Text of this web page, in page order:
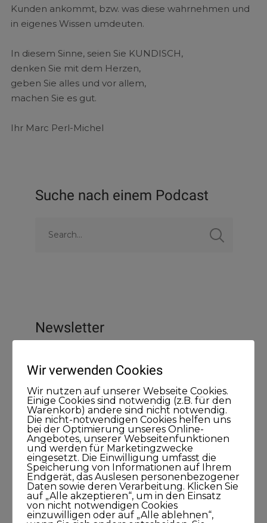
Kunden ankommt, bzw. was diese wahrnehmen und
in eigenes Wissen umdeuten.
In diesem Sinne, seien Sie KUNDISCH,
denken Sie mit dem Herzen,
geben Sie alles und vor allem,
machen Sie es gut.
Ihr Marc Perl-Michel
Suche nach einem Podcast
Newsletter
Wir verwenden Cookies
Wir nutzen auf unserer Webseite Cookies.
Einige Cookies sind notwendig (z.B. für den
Warenkorb) andere sind nicht notwendig.
Die nicht-notwendigen Cookies helfen uns
bei der Optimierung unseres Online-
Angebotes, unserer Webseitenfunktionen
und werden für Marketingzwecke
eingesetzt. Die Einwilligung umfasst die
Speicherung von Informationen auf Ihrem
Endgerät, das Auslesen personenbezogener
Daten sowie deren Verarbeitung. Klicken Sie
auf „Alle akzeptieren“, um in den Einsatz
von nicht notwendigen Cookies
einzuwilligen oder auf „Alle ablehnen“,